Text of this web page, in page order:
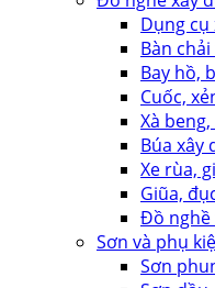
Dụng cụ
Bàn
Bay hồ,
Cuốc,
Xà
Búa xây
Xe rùa,
Giũa,
Đồ nghề
Sơn và phụ
Sơn